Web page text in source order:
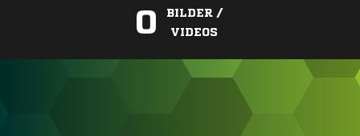
0
BILDER /
VIDEOS